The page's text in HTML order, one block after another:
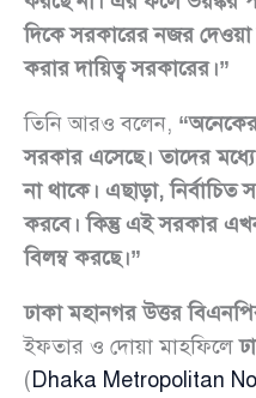
দিকে সরকারের নজর
করার দায়িত্ব সরকারের।”
তিনি আরও বলেন,
সরকার এসেছে। তাদের মধ্যে
না থাকে। এছাড়া, নির্বাচিত
করবে। কিন্তু এই সরকার
বিলম্ব করছে।”
ঢাকা মহানগর উত্তর
ইফতার ও দোয়া মাহফিলে
(Dhaka Metropolitan